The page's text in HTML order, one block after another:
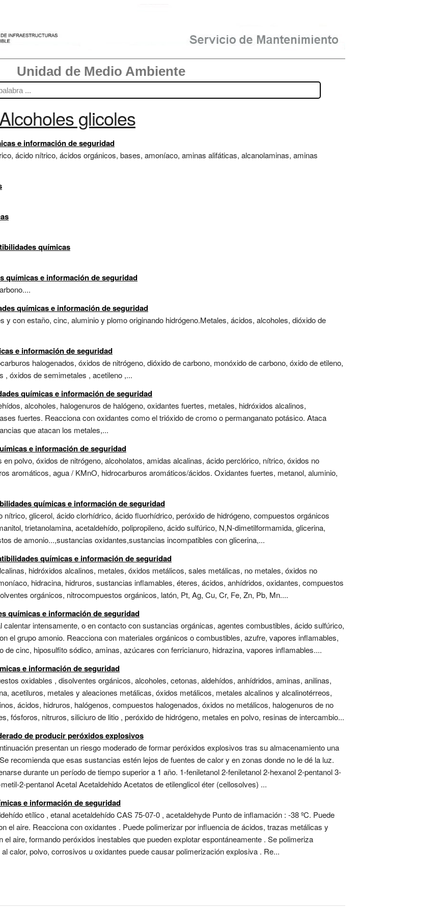
Unidad de Medio Ambiente
glicoles
e información de seguridad
ácido nítrico, ácidos orgánicos, bases, amoníaco, aminas alifáticas, alcanolaminas, aminas
químicas
químicas e información de seguridad
químicas e información de seguridad
y con estaño, cinc, aluminio y plomo originando hidrógeno.Metales, ácidos, alcoholes, dióxido de
e información de seguridad
halogenados, óxidos de nitrógeno, dióxido de carbono, monóxido de carbono, óxido de etileno,
, óxidos de semimetales , acetileno ,...
químicas e información de seguridad
alcoholes, halogenuros de halógeno, oxidantes fuertes, metales, hidróxidos alcalinos,
fuertes. Reacciona con oxidantes como el trióxido de cromo o permanganato potásico. Ataca
que atacan los metales,...
e información de seguridad
polvo, óxidos de nitrógeno, alcoholatos, amidas alcalinas, ácido perclórico, nítrico, óxidos no
aromáticos, agua / KMnO, hidrocarburos aromáticos/ácidos. Oxidantes fuertes, metanol, aluminio,
químicas e información de seguridad
glicerol, ácido clorhídrico, ácido fluorhídrico, peróxido de hidrógeno, compuestos orgánicos
trietanolamina, acetaldehído, polipropileno, ácido sulfúrico, N,N-dimetilformamida, glicerina,
de amonio...,sustancias oxidantes,sustancias incompatibles con glicerina,...
químicas e información de seguridad
hidróxidos alcalinos, metales, óxidos metálicos, sales metálicas, no metales, óxidos no
hidracina, hidruros, sustancias inflamables, éteres, ácidos, anhídridos, oxidantes, compuestos
orgánicos, nitrocompuestos orgánicos, latón, Pt, Ag, Cu, Cr, Fe, Zn, Pb, Mn....
químicas e información de seguridad
intensamente, o en contacto con sustancias orgánicas, agentes combustibles, ácido sulfúrico,
el grupo amonio. Reacciona con materiales orgánicos o combustibles, azufre, vapores inflamables,
de cinc, hiposulfito sódico, aminas, azúcares con ferricianuro, hidrazina, vapores inflamables....
e información de seguridad
oxidables , disolventes orgánicos, alcoholes, cetonas, aldehídos, anhídridos, aminas, anilinas,
acetiluros, metales y aleaciones metálicas, óxidos metálicos, metales alcalinos y alcalinotérreos,
ácidos, hidruros, halógenos, compuestos halogenados, óxidos no metálicos, halogenuros de no
fósforos, nitruros, siliciuro de litio , peróxido de hidrógeno, metales en polvo, resinas de intercambio...
de producir peróxidos explosivos
presentan un riesgo moderado de formar peróxidos explosivos tras su almacenamiento una
recomienda que esas sustancias estén lejos de fuentes de calor y en zonas donde no le dé la luz.
durante un período de tiempo superior a 1 año. 1-feniletanol 2-feniletanol 2-hexanol 2-pentanol 3-
2-pentanol Acetal Acetaldehido Acetatos de etilenglicol éter (cellosolves) ...
e información de seguridad
etílico , etanal acetaldehído CAS 75-07-0 , acetaldehyde Punto de inflamación : -38 ºC. Puede
el aire. Reacciona con oxidantes . Puede polimerizar por influencia de ácidos, trazas metálicas y
aire, formando peróxidos inestables que pueden explotar espontáneamente . Se polimeriza
calor, polvo, corrosivos u oxidantes puede causar polimerización explosiva . Re...